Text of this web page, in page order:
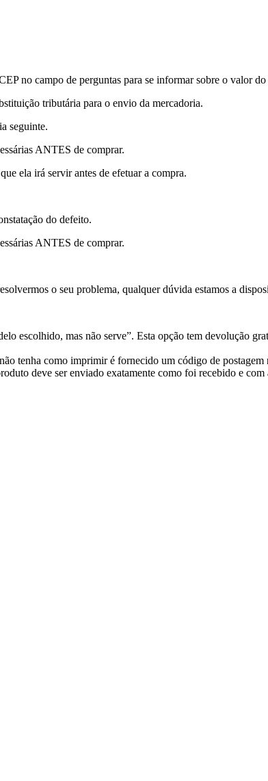
no campo de perguntas para se informar sobre o valor do
tributária para o envio da mercadoria.
seguinte.
ANTES de comprar.
ela irá servir antes de efetuar a compra.
do defeito.
ANTES de comprar.
o seu problema, qualquer dúvida estamos a
escolhido, mas não serve”. Esta opção tem devolução
tenha como imprimir é fornecido um código de postagem
deve ser enviado exatamente como foi recebido e